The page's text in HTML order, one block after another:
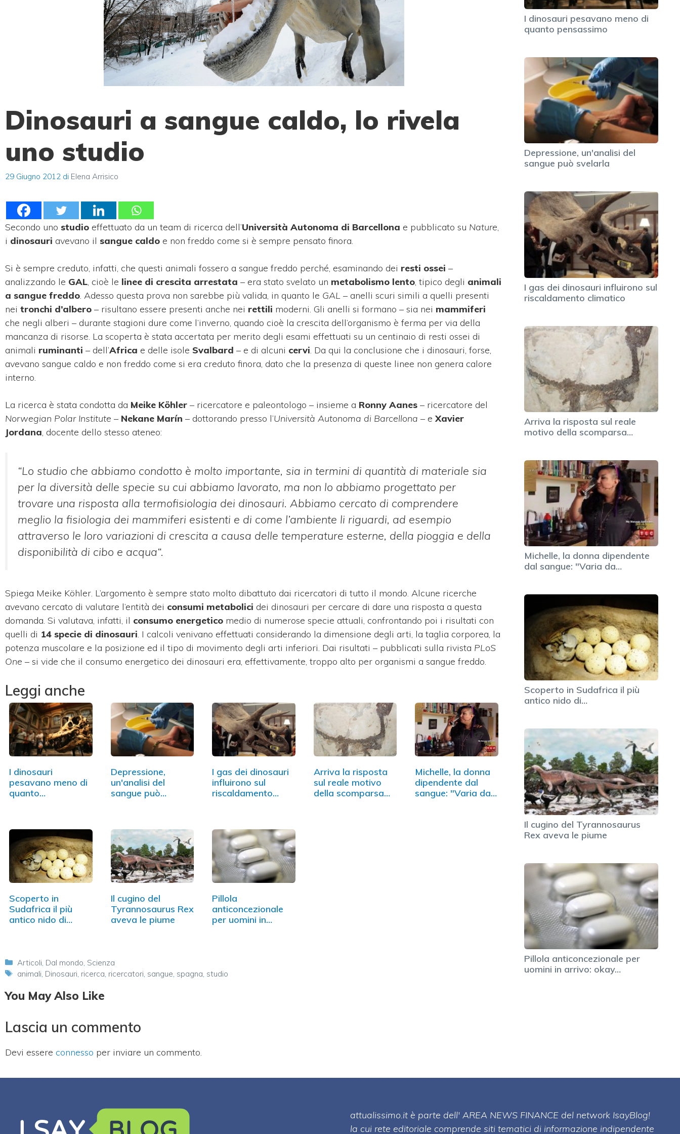
Dinosauri a sangue caldo, lo rivela
uno studio
29 Giugno 2012 di Elena Arrisico
Secondo uno studio effettuato da un team di ricerca dell’Università Autonoma di Barcellona e pubblicato su Nature
i dinosauri avevano il sangue caldo e non freddo come si è sempre pensato finora.
Si è sempre creduto, infatti, che questi animali fossero a sangue freddo perché, esaminando dei resti ossei –
analizzando le GAL , cioè le linee di crescita arrestata – era stato svelato un metabolismo lento , tipico degli animali
a sangue freddo . Adesso questa prova non sarebbe più valida, in quanto le GAL – anelli scuri simili a quelli presenti
nei tronchi d’albero – risultano essere presenti anche nei rettili moderni. Gli anelli si formano – sia nei mammiferi
che negli alberi – durante stagioni dure come l’inverno, quando cioè la crescita dell’organismo è ferma per via della
mancanza di risorse. La scoperta è stata accertata per merito degli esami effettuati su un centinaio di resti ossei di
animali ruminanti – dell’Africa e delle isole Svalbard – e di alcuni cervi . Da qui la conclusione che i dinosauri, forse,
avevano sangue caldo e non freddo come si era creduto finora, dato che la presenza di queste linee non genera calore
interno.
La ricerca è stata condotta da Meike Köhler – ricercatore e paleontologo – insieme a Ronny Aanes – ricercatore del
Norwegian Polar Institute – Nekane Marín – dottorando presso l’Università Autonoma di Barcellona – e Xavier
Jordana , docente dello stesso ateneo:
“Lo studio che abbiamo condotto è molto importante, sia in termini di quantità di materiale sia
per la diversità delle specie su cui abbiamo lavorato, ma non lo abbiamo progettato per
trovare una risposta alla termofisiologia dei dinosauri. Abbiamo cercato di comprendere
meglio la fisiologia dei mammiferi esistenti e di come l’ambiente li riguardi, ad esempio
attraverso le loro variazioni di crescita a causa delle temperature esterne, della pioggia e della
disponibilità di cibo e acqua“.
Spiega Meike Köhler. L’argomento è sempre stato molto dibattuto dai ricercatori di tutto il mondo. Alcune ricerche
avevano cercato di valutare l’entità dei consumi metabolici dei dinosauri per cercare di dare una risposta a questa
domanda. Si valutava, infatti, il consumo energetico medio di numerose specie attuali, confrontando poi i risultati con
quelli di 14 specie di dinosauri. I calcoli venivano effettuati considerando la dimensione degli arti, la taglia corporea, la
potenza muscolare e la posizione ed il tipo di movimento degli arti inferiori. Dai risultati – pubblicati sulla rivista PLoS
One – si vide che il consumo energetico dei dinosauri era, effettivamente, troppo alto per organismi a sangue freddo.
Leggi anche
I dinosauri
pesavano meno di
quanto
Depressione,
un'analisi del
sangue può
I gas dei dinosauri
influirono sul
riscaldamento
Arriva la risposta
sul reale motivo
della scomparsa…
Michelle, la donna
dipendente dal
sangue: "Varia da…
Scoperto in
Sudafrica il più
antico nido di…
Il cugino del
Tyrannosaurus Rex
aveva le piume
Pillola
anticoncezionale
per uomini in
Categorie
Articoli Dal mondo Scienza
Tag
animali Dinosauri ricerca ricercatori sangue spagna studio
You May Also Like
Lascia un commento
Devi essere connesso per inviare un commento.
I dinosauri pesavano meno di
quanto pensassimo
Depressione, un'analisi del
sangue può svelarla
I gas dei dinosauri influirono sul
riscaldamento climatico
Arriva la risposta sul reale
motivo della scomparsa…
Michelle, la donna dipendente
dal sangue: "Varia da…
Scoperto in Sudafrica il più
antico nido di…
Il cugino del Tyrannosaurus
Rex aveva le piume
Pillola anticoncezionale per
uomini in arrivo: okay…
attualissimo.it è parte dell' AREA NEWS FINANCE del network IsayBlog!
la cui rete editoriale comprende siti tematici di informazione indipendente